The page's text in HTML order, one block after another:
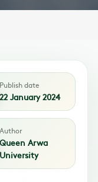
Publish date
22 January 2024
Author
Queen Arwa
University